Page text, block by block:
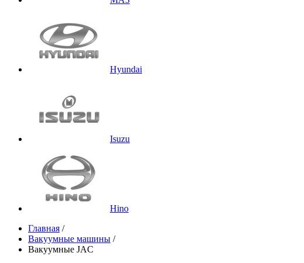
Hyundai
Isuzu
Hino
Главная /
Вакуумные машины /
Вакуумные JAC